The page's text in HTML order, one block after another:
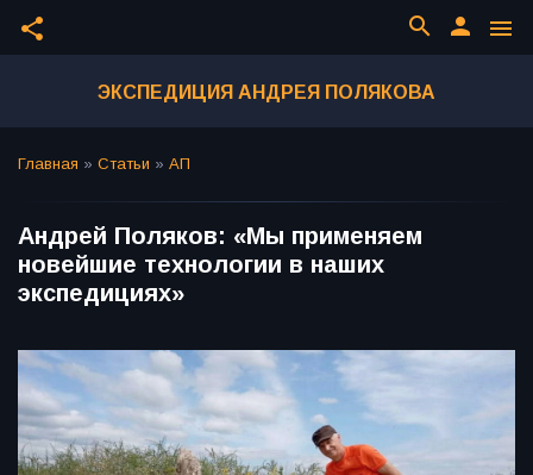
share menu
person
search
ЭКСПЕДИЦИЯ АНДРЕЯ ПОЛЯКОВА
Главная » Статьи » АП
Андрей Поляков: «Мы применяем
новейшие технологии в наших
экспедициях»